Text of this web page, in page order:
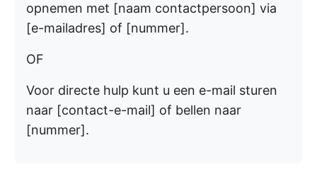
opnemen met [naam contactpersoon] via
[e-mailadres] of [nummer].
OF
Voor directe hulp kunt u een e-mail sturen
naar [contact-e-mail] of bellen naar
[nummer].